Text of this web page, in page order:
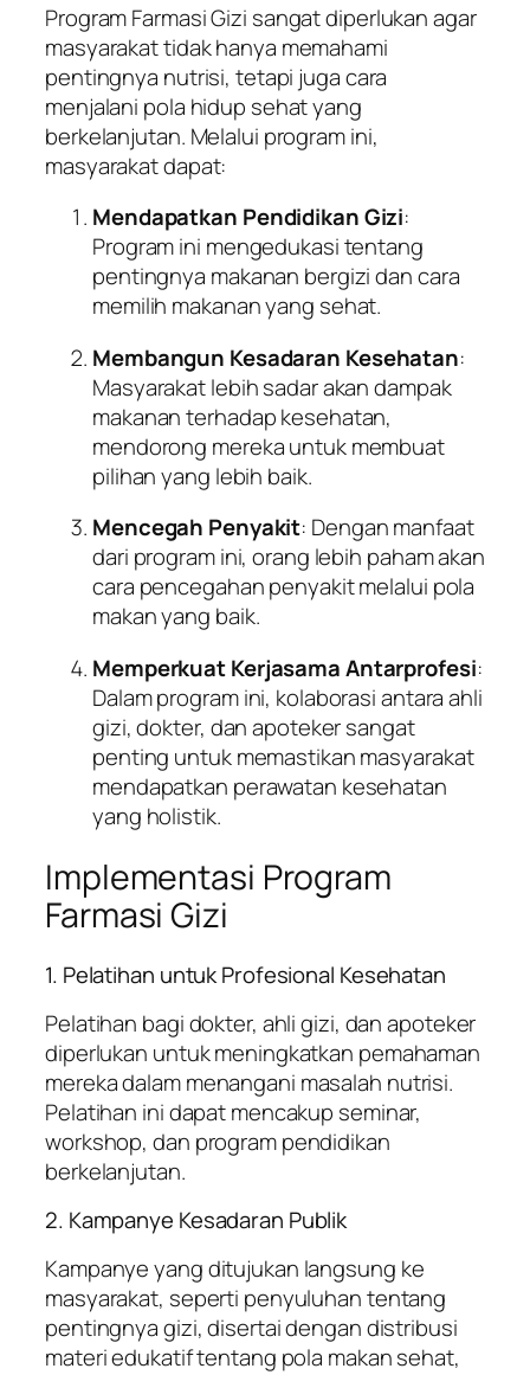
Program Farmasi Gizi sangat diperlukan agar
masyarakat tidak hanya memahami
pentingnya nutrisi, tetapi juga cara
menjalani pola hidup sehat yang
berkelanjutan. Melalui program ini,
masyarakat dapat:
Mendapatkan Pendidikan Gizi:
Program ini mengedukasi tentang
pentingnya makanan bergizi dan cara
memilih makanan yang sehat.
Membangun Kesadaran Kesehatan:
Masyarakat lebih sadar akan dampak
makanan terhadap kesehatan,
mendorong mereka untuk membuat
pilihan yang lebih baik.
Mencegah Penyakit: Dengan manfaat
dari program ini, orang lebih paham akan
cara pencegahan penyakit melalui pola
makan yang baik.
Memperkuat Kerjasama Antarprofesi:
Dalam program ini, kolaborasi antara ahli
gizi, dokter, dan apoteker sangat
penting untuk memastikan masyarakat
mendapatkan perawatan kesehatan
yang holistik.
Implementasi Program
Farmasi Gizi
1. Pelatihan untuk Profesional Kesehatan
Pelatihan bagi dokter, ahli gizi, dan apoteker
diperlukan untuk meningkatkan pemahaman
mereka dalam menangani masalah nutrisi.
Pelatihan ini dapat mencakup seminar,
workshop, dan program pendidikan
berkelanjutan.
2. Kampanye Kesadaran Publik
Kampanye yang ditujukan langsung ke
masyarakat, seperti penyuluhan tentang
pentingnya gizi, disertai dengan distribusi
materi edukatif tentang pola makan sehat,